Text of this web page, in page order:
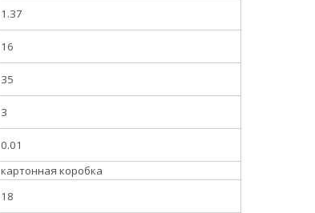
1.37
16
35
3
0.01
картонная коробка
18